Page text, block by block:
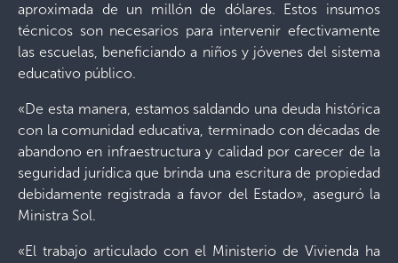
aproximada de un millón de dólares. Estos insumos
técnicos son necesarios para intervenir efectivamente
las escuelas, beneficiando a niños y jóvenes del sistema
educativo público.
«De esta manera, estamos saldando una deuda histórica
con la comunidad educativa, terminado con décadas de
abandono en infraestructura y calidad por carecer de la
seguridad jurídica que brinda una escritura de propiedad
debidamente registrada a favor del Estado», aseguró la
Ministra Sol.
«El trabajo articulado con el Ministerio de Vivienda ha